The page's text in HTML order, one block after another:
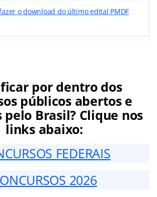
o download do último edital PMDF
por dentro dos
públicos abertos e
pelo Brasil? Clique nos
links abaixo:
FEDERAIS
2026